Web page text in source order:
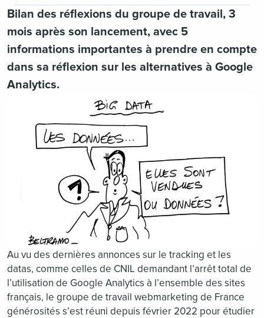
Bilan des réflexions du groupe de travail, 3
mois après son lancement, avec 5
informations importantes à prendre en compte
dans sa réflexion sur les alternatives à Google
Analytics.
Au vu des dernières annonces sur le tracking et les
datas, comme celles de CNIL demandant l’arrêt total de
l’utilisation de Google Analytics à l’ensemble des sites
français, le groupe de travail webmarketing de France
générosités s’est réuni depuis février 2022 pour étudier